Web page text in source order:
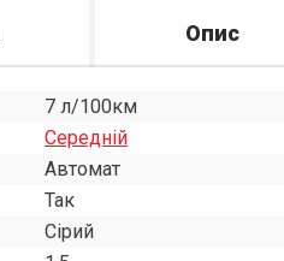
Опис
7 л/100км
Середнiй
Автомат
Так
Сірий